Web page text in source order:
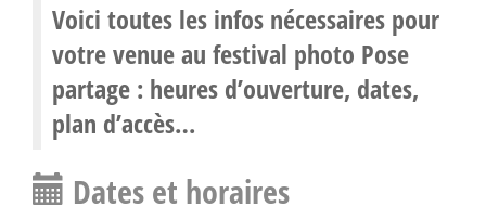
Voici toutes les infos nécessaires pour
votre venue au festival photo Pose
partage : heures d’ouverture, dates,
plan d’accès…
Dates et horaires